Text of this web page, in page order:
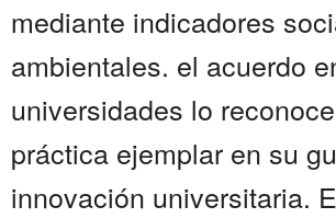
mediante indicadores
ambientales. el acuerdo
universidades lo
práctica ejemplar en su
innovación universitaria.